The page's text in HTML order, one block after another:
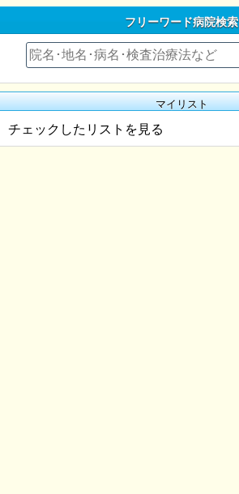
フリーワード病院検索
マイリスト
チェックしたリストを見る